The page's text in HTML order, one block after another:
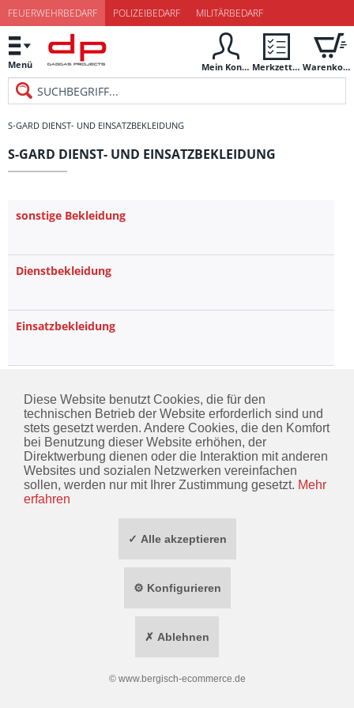
FEUERWEHRBEDARF POLIZEIBEDARF MILITÄRBEDARF
Menü Mein Konto Merkzettel Warenkorb
S-GARD DIENST- UND EINSATZBEKLEIDUNG
S-GARD DIENST- UND EINSATZBEKLEIDUNG
sonstige Bekleidung
Dienstbekleidung
Einsatzbekleidung
KONTAKT
INFORMATIONEN
ZAHLUNG / VERSAND
SOCIAL MEDIA
Diese Website benutzt Cookies, die für den
technischen Betrieb der Website erforderlich sind und
stets gesetzt werden. Andere Cookies, die den Komfort
bei Benutzung dieser Website erhöhen, der
Direktwerbung dienen oder die Interaktion mit anderen
Websites und sozialen Netzwerken vereinfachen
sollen, werden nur mit Ihrer Zustimmung gesetzt. Mehr
erfahren
✓ Alle akzeptieren
⚙ Konfigurieren
✗ Ablehnen
© www.bergisch-ecommerce.de